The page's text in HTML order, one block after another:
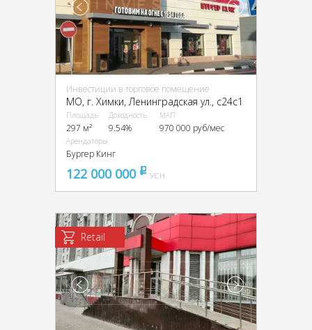
Инвестиции в торговое помещение
МО, г. Химки, Ленинградская ул., с24с1
Площадь
297 м²
Доходность
9.54%
МАП
970 000 руб/мес
Арендаторы
Бургер Кинг
122 000 000 pуб
УСН
Retail